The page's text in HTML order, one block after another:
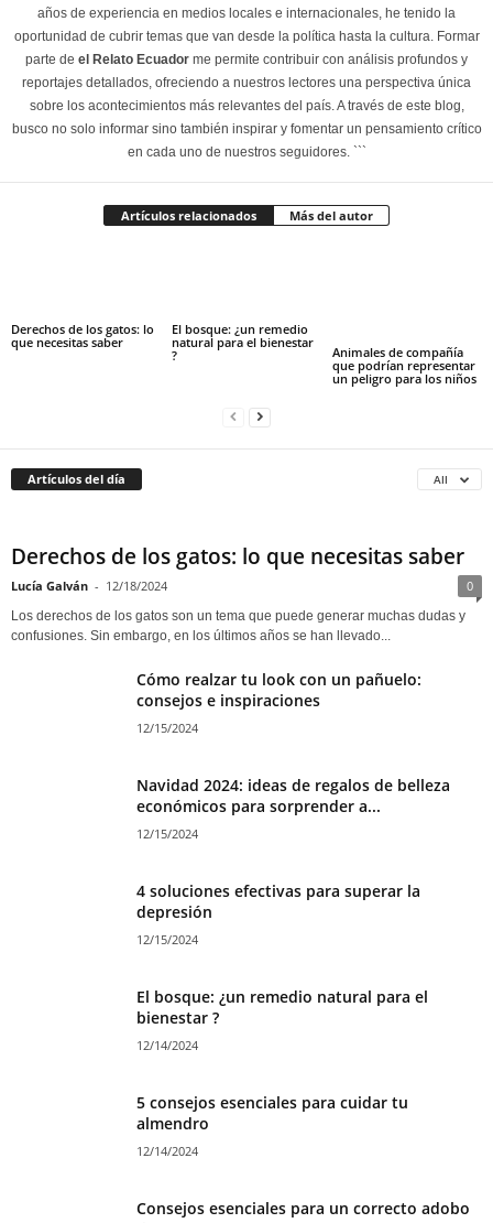
años de experiencia en medios locales e internacionales, he tenido la
oportunidad de cubrir temas que van desde la política hasta la cultura. Formar
parte de el Relato Ecuador me permite contribuir con análisis profundos y
reportajes detallados, ofreciendo a nuestros lectores una perspectiva única
sobre los acontecimientos más relevantes del país. A través de este blog,
busco no solo informar sino también inspirar y fomentar un pensamiento crítico
en cada uno de nuestros seguidores. ```
Artículos relacionados Más del autor
Derechos de los gatos: lo
que necesitas saber
El bosque: ¿un remedio
natural para el bienestar
?
Animales de compañía
que podrían representar
un peligro para los niños
Artículos del día All
Derechos de los gatos: lo que necesitas saber
Lucía Galván - 12/18/2024 0
Los derechos de los gatos son un tema que puede generar muchas dudas y
confusiones. Sin embargo, en los últimos años se han llevado...
Cómo realzar tu look con un pañuelo:
consejos e inspiraciones
12/15/2024
Navidad 2024: ideas de regalos de belleza
económicos para sorprender a...
12/15/2024
4 soluciones efectivas para superar la
depresión
12/15/2024
El bosque: ¿un remedio natural para el
bienestar ?
12/14/2024
5 consejos esenciales para cuidar tu
almendro
12/14/2024
Consejos esenciales para un correcto adobo